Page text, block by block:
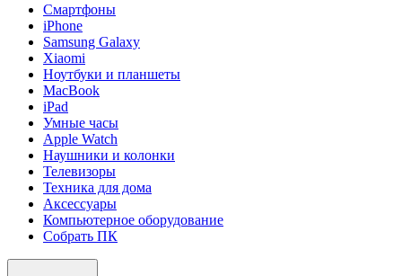
Смартфоны
iPhone
Samsung Galaxy
Xiaomi
Ноутбуки и планшеты
MacBook
iPad
Умные часы
Apple Watch
Наушники и колонки
Телевизоры
Техника для дома
Аксессуары
Компьютерное оборудование
Собрать ПК